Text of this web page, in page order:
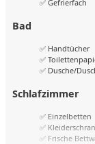
Im urbanen
Marienplatz,
Hervorragende
✅ Gefrierfach
Bad
✅ Handtücher
✅
✅ Dusche/
Schlafzimmer
✅ Einzelbetten
✅
✅ Frische